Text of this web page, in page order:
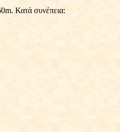
m. Κατά συνέπεια: